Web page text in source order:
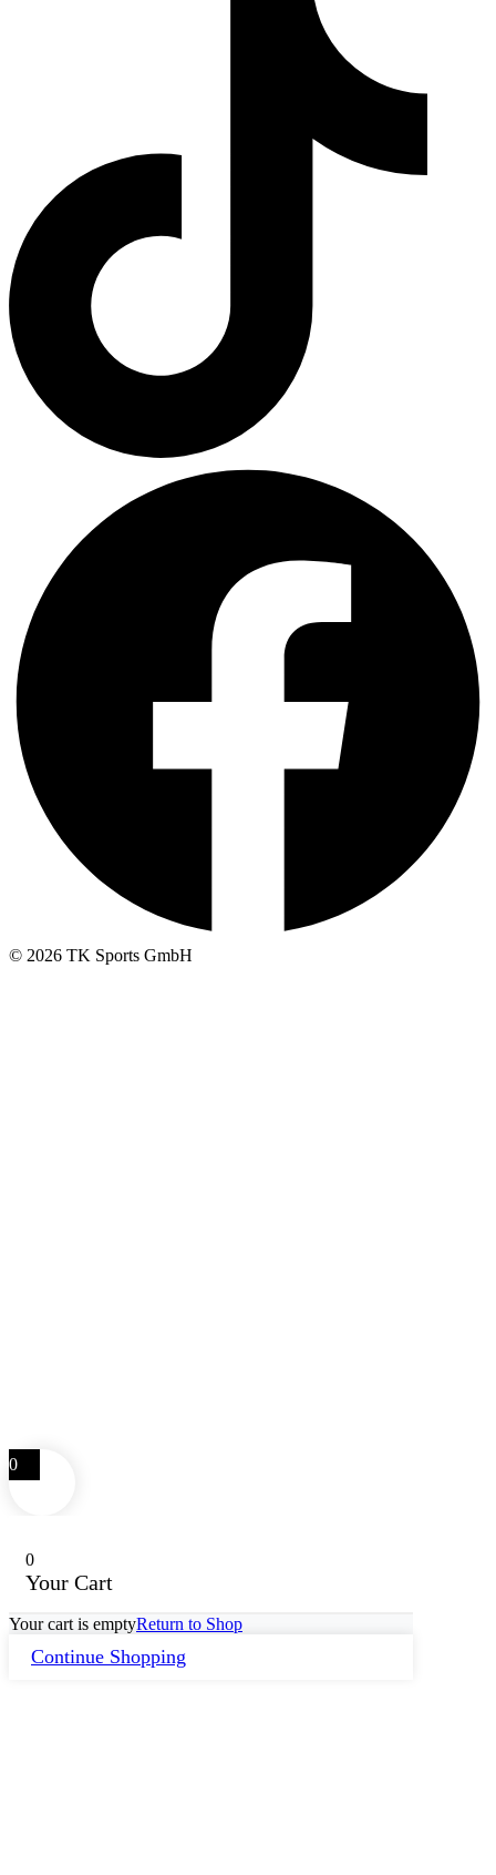
© 2026 TK Sports GmbH
0
0
Your Cart
Your cart is emptyReturn to Shop
Continue Shopping